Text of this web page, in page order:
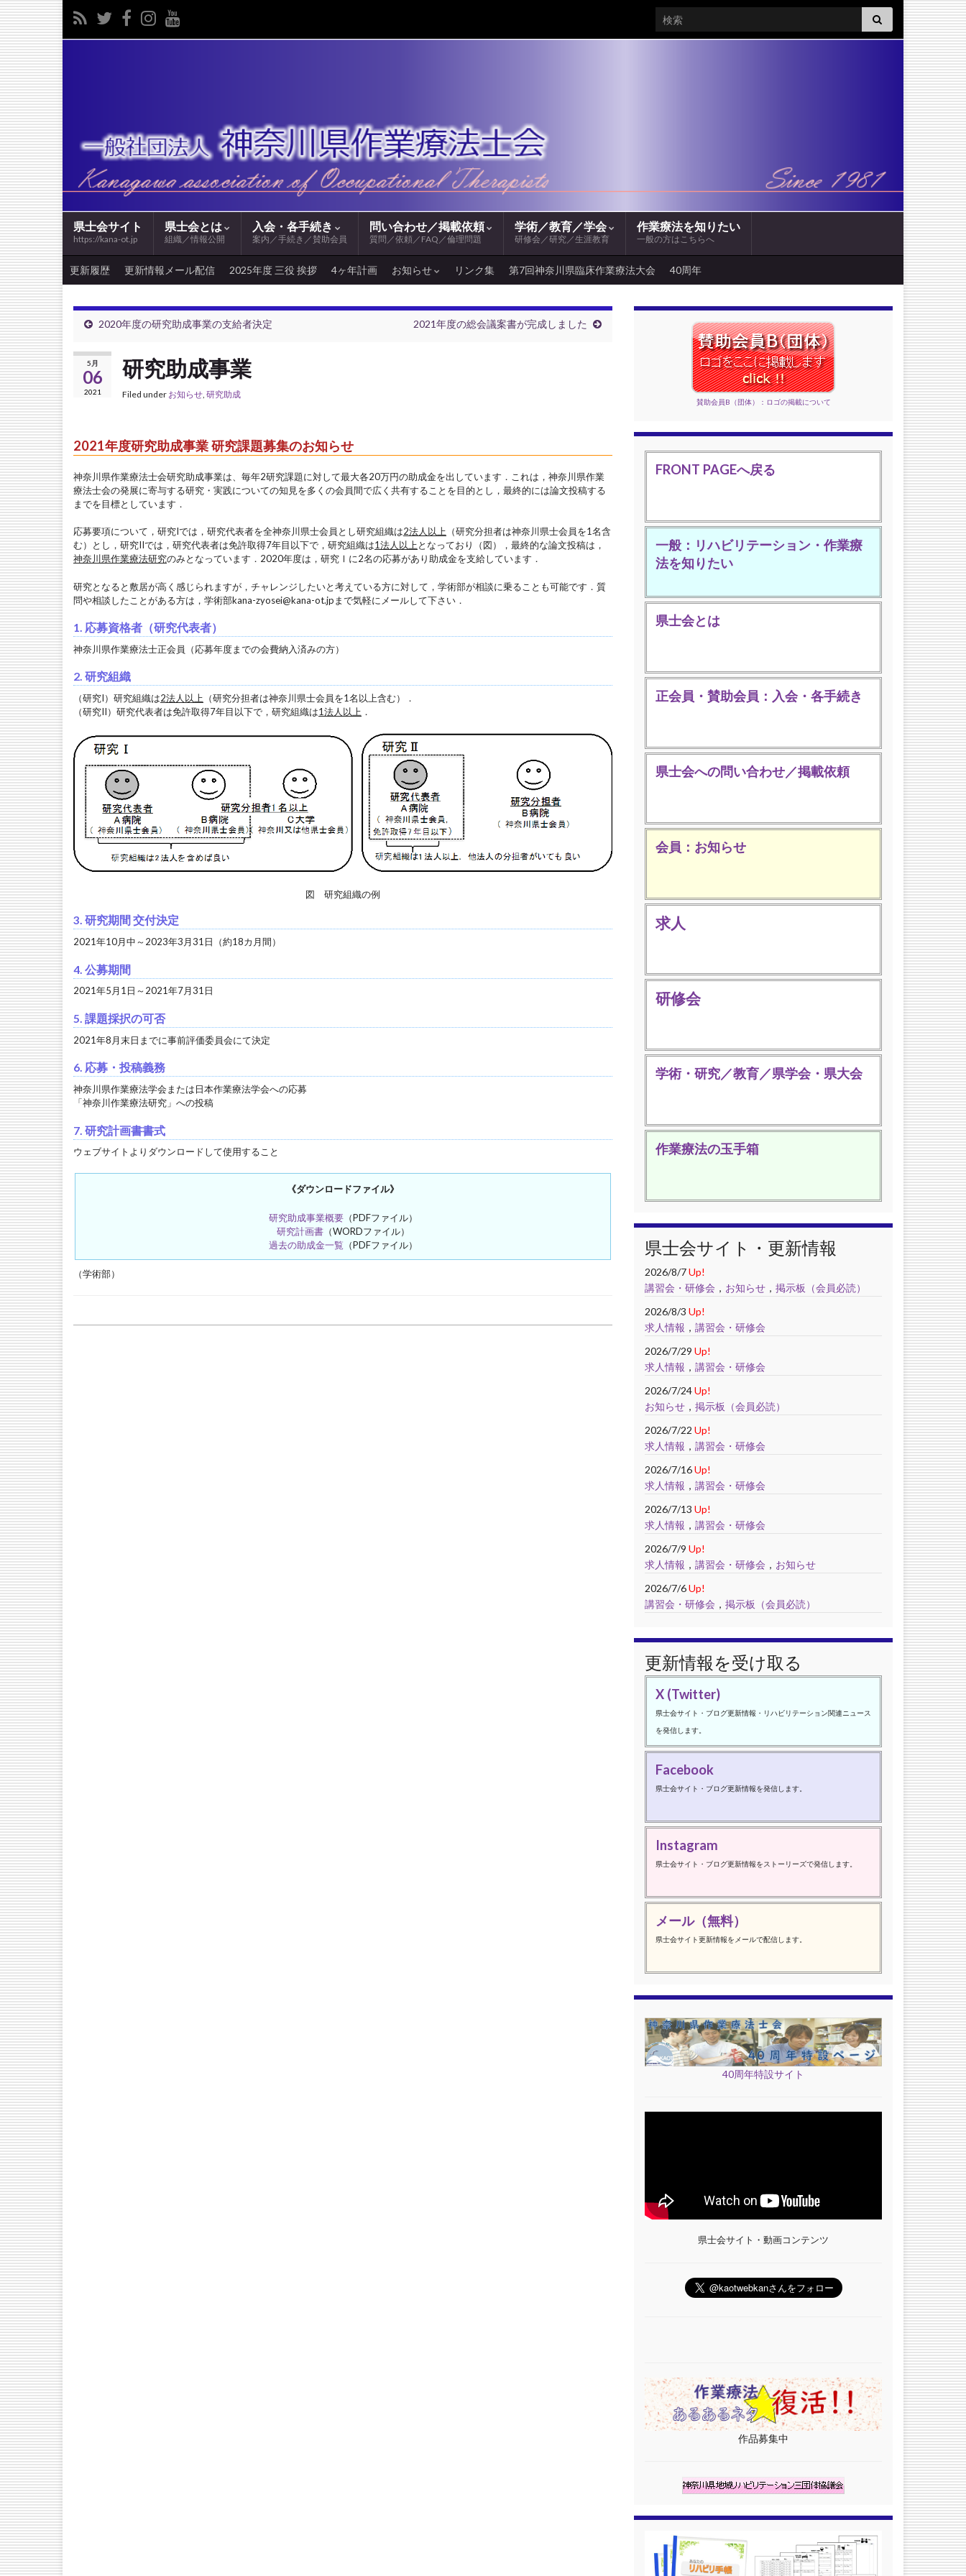
Search for:
県士会サイト
https://kana-ot.jp
県士会とは
組織／情報公開
入会・各手続き
案内／手続き／賛助会員
問い合わせ／掲載依頼
質問／依頼／FAQ／倫理問題
学術／教育／学会
研修会／研究／生涯教育
作業療法を知りたい
一般の方はこちらへ
更新履歴 更新情報メール配信 2025年度 三役 挨拶 4ヶ年計画 お知らせ リンク集 第7回神奈川県臨床作業療法大会 40周年
2020年度の研究助成事業の支給者決定 2021年度の総会議案書が完成しました
5月
06
2021
研究助成事業
Filed under お知らせ, 研究助成
2021年度研究助成事業 研究課題募集のお知らせ
神奈川県作業療法士会研究助成事業は、毎年2研究課題に対して最大各20万円の助成金を出しています．これは，神奈川県作業
療法士会の発展に寄与する研究・実践についての知見を多くの会員間で広く共有することを目的とし，最終的には論文投稿する
までを目標としています．
応募要項について，研究Iでは，研究代表者を全神奈川県士会員とし研究組織は2法人以上 （研究分担者は神奈川県士会員を1名含
む）とし，研究IIでは，研究代表者は免許取得7年目以下で，研究組織は1法人以上となっており（図），最終的な論文投稿は，
神奈川県作業療法研究のみとなっています．2020年度は，研究Ⅰに2名の応募があり助成金を支給しています．
研究となると敷居が高く感じられますが，チャレンジしたいと考えている方に対して，学術部が相談に乗ることも可能です．質
問や相談したことがある方は，学術部kana-zyosei@kana-ot.jpまで気軽にメールして下さい．
1. 応募資格者（研究代表者）
神奈川県作業療法士正会員（応募年度までの会費納入済みの方）
2. 研究組織
（研究I）研究組織は2法人以上 （研究分担者は神奈川県士会員を1名以上含む）．
（研究II）研究代表者は免許取得7年目以下で，研究組織は1法人以上 ．
図 研究組織の例
3. 研究期間 交付決定
2021年10月中～2023年3月31日（約18カ月間）
4. 公募期間
2021年5月1日～2021年7月31日
5. 課題採択の可否
2021年8月末日までに事前評価委員会にて決定
6. 応募・投稿義務
神奈川県作業療法学会または日本作業療法学会への応募
「神奈川作業療法研究」への投稿
7. 研究計画書書式
ウェブサイトよりダウンロードして使用すること
《ダウンロードファイル》
研究助成事業概要（PDFファイル）
研究計画書（WORDファイル）
過去の助成金一覧 （PDFファイル）
（学術部）
賛助会員B（団体）：ロゴの掲載について
FRONT PAGEへ戻る
一般：リハビリテーション・作業療
法を知りたい
県士会とは
正会員・賛助会員：入会・各手続き
県士会への問い合わせ／掲載依頼
会員：お知らせ
求人
研修会
学術・研究／教育／県学会・県大会
作業療法の玉手箱
県士会サイト・更新情報
2026/8/7Up!
講習会・研修会 ， お知らせ ， 掲示板（会員必読）
2026/8/3 Up!
求人情報 ， 講習会・研修会
2026/7/29 Up!
求人情報 ， 講習会・研修会
2026/7/24Up!
お知らせ ， 掲示板（会員必読）
2026/7/22 Up!
求人情報 ， 講習会・研修会
2026/7/16Up!
求人情報 ， 講習会・研修会
2026/7/13 Up!
求人情報 ， 講習会・研修会
2026/7/9 Up!
求人情報 ， 講習会・研修会 ， お知らせ
2026/7/6Up!
講習会・研修会 ， 掲示板（会員必読）
更新情報を受け取る
X (Twitter)
県士会サイト・ブログ更新情報・リハビリテーション関連ニュース
を発信します。
Facebook
県士会サイト・ブログ更新情報を発信します。
Instagram
県士会サイト・ブログ更新情報をストーリーズで発信します。
メール（無料）
県士会サイト更新情報をメールで配信します。
40周年特設サイト
県士会サイト・動画コンテンツ
作品募集中